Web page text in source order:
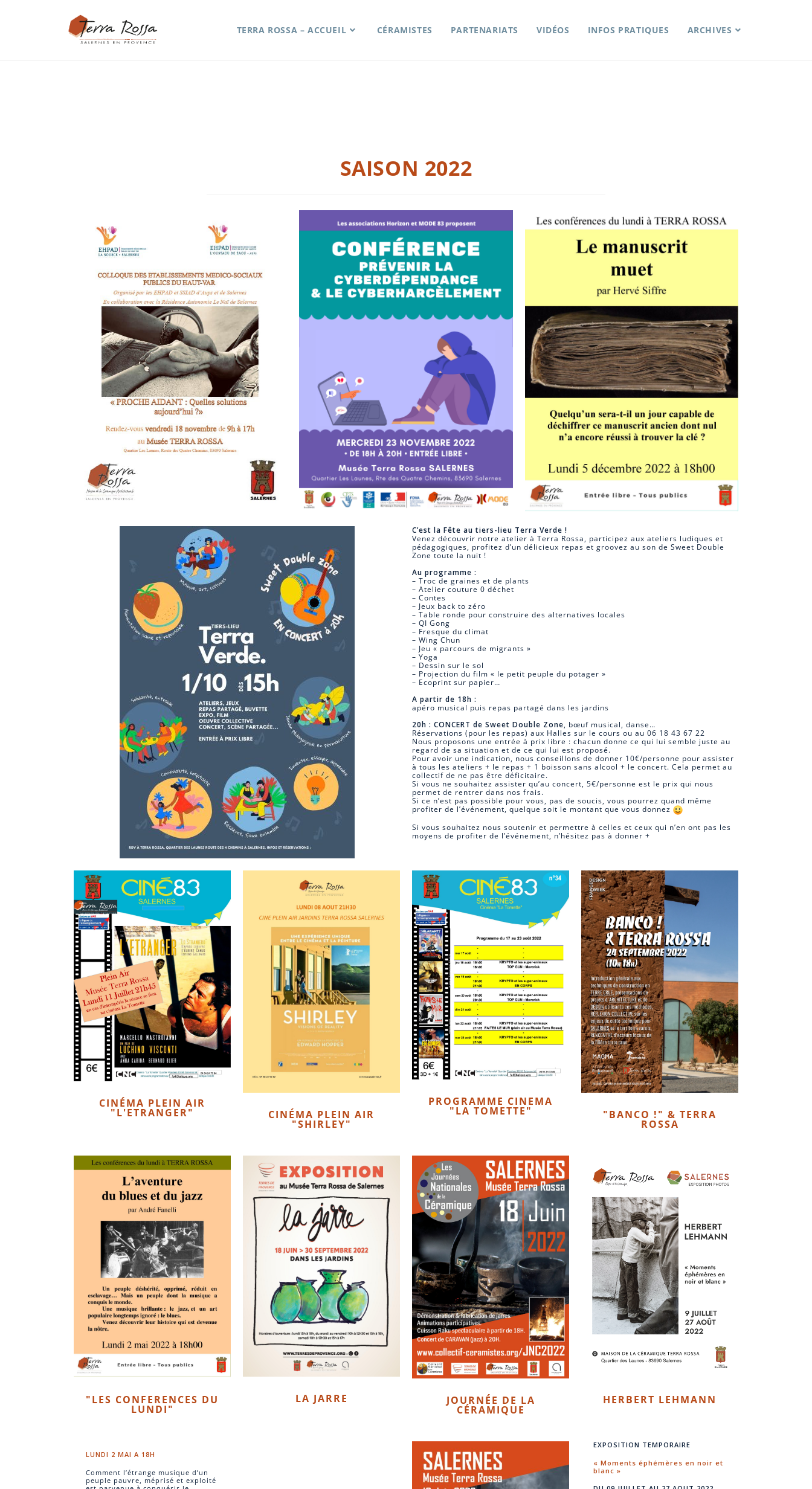
TERRA ROSSA – ACCUEIL CÉRAMISTES PARTENARIATS VIDÉOS INFOS PRATIQUES ARCHIVES
SAISON 2022
C’est la Fête au tiers-lieu Terra Verde !
Venez découvrir notre atelier à Terra Rossa, participez aux ateliers ludiques et
pédagogiques, profitez d’un délicieux repas et groovez au son de Sweet Double
Zone toute la nuit !
Au programme :
– Troc de graines et de plants
– Atelier couture 0 déchet
– Contes
– Jeux back to zéro
– Table ronde pour construire des alternatives locales
– QI Gong
– Fresque du climat
– Wing Chun
– Jeu « parcours de migrants »
– Yoga
– Dessin sur le sol
– Projection du film « le petit peuple du potager »
– Ecoprint sur papier…
A partir de 18h :
apéro musical puis repas partagé dans les jardins
20h : CONCERT de Sweet Double Zone, bœuf musical, danse…
Réservations (pour les repas) aux Halles sur le cours ou au 06 18 43 67 22
Nous proposons une entrée à prix libre : chacun donne ce qui lui semble juste au
regard de sa situation et de ce qui lui est proposé.
Pour avoir une indication, nous conseillons de donner 10€/personne pour assister
à tous les ateliers + le repas + 1 boisson sans alcool + le concert. Cela permet au
collectif de ne pas être déficitaire.
Si vous ne souhaitez assister qu’au concert, 5€/personne est le prix qui nous
permet de rentrer dans nos frais.
Si ce n’est pas possible pour vous, pas de soucis, vous pourrez quand même
profiter de l’événement, quelque soit le montant que vous donnez
Si vous souhaitez nous soutenir et permettre à celles et ceux qui n’en ont pas les
moyens de profiter de l’événement, n’hésitez pas à donner +
CINÉMA PLEIN AIR
"L'ETRANGER" CINÉMA PLEIN AIR
"SHIRLEY"
PROGRAMME CINEMA
"LA TOMETTE" "BANCO !" & TERRA
ROSSA
"LES CONFERENCES DU
LUNDI"
LUNDI 2 MAI A 18H
Comment l’étrange musique d’un
peuple pauvre, méprisé et exploité
LA JARRE JOURNÉE DE LA
CÉRAMIQUE
HERBERT LEHMANN
EXPOSITION TEMPORAIRE
« Moments éphémères en noir et
blanc »